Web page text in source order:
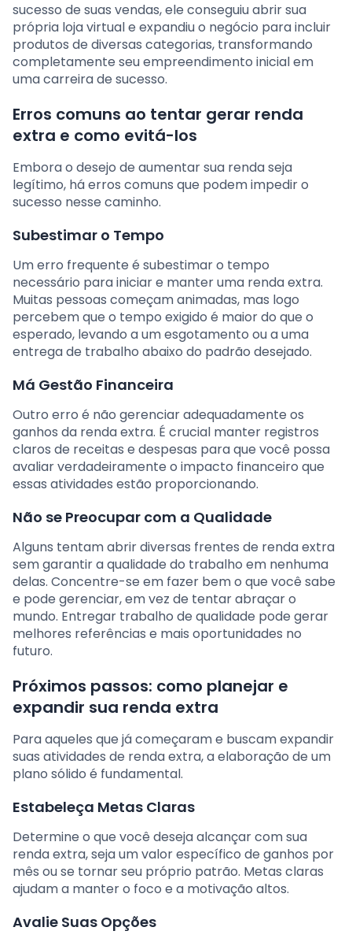
sucesso de suas vendas, ele conseguiu abrir sua
própria loja virtual e expandiu o negócio para incluir
produtos de diversas categorias, transformando
completamente seu empreendimento inicial em
uma carreira de sucesso.
Erros comuns ao tentar gerar renda
extra e como evitá-los
Embora o desejo de aumentar sua renda seja
legítimo, há erros comuns que podem impedir o
sucesso nesse caminho.
Subestimar o Tempo
Um erro frequente é subestimar o tempo
necessário para iniciar e manter uma renda extra.
Muitas pessoas começam animadas, mas logo
percebem que o tempo exigido é maior do que o
esperado, levando a um esgotamento ou a uma
entrega de trabalho abaixo do padrão desejado.
Má Gestão Financeira
Outro erro é não gerenciar adequadamente os
ganhos da renda extra. É crucial manter registros
claros de receitas e despesas para que você possa
avaliar verdadeiramente o impacto financeiro que
essas atividades estão proporcionando.
Não se Preocupar com a Qualidade
Alguns tentam abrir diversas frentes de renda extra
sem garantir a qualidade do trabalho em nenhuma
delas. Concentre-se em fazer bem o que você sabe
e pode gerenciar, em vez de tentar abraçar o
mundo. Entregar trabalho de qualidade pode gerar
melhores referências e mais oportunidades no
futuro.
Próximos passos: como planejar e
expandir sua renda extra
Para aqueles que já começaram e buscam expandir
suas atividades de renda extra, a elaboração de um
plano sólido é fundamental.
Estabeleça Metas Claras
Determine o que você deseja alcançar com sua
renda extra, seja um valor específico de ganhos por
mês ou se tornar seu próprio patrão. Metas claras
ajudam a manter o foco e a motivação altos.
Avalie Suas Opções